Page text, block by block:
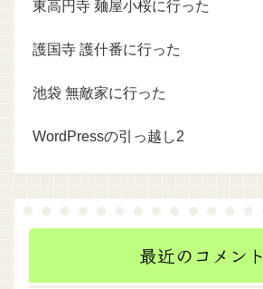
東高円寺 麺屋小桜に行った
護国寺 護什番に行った
池袋 無敵家に行った
WordPressの引っ越し2
最近のコメント